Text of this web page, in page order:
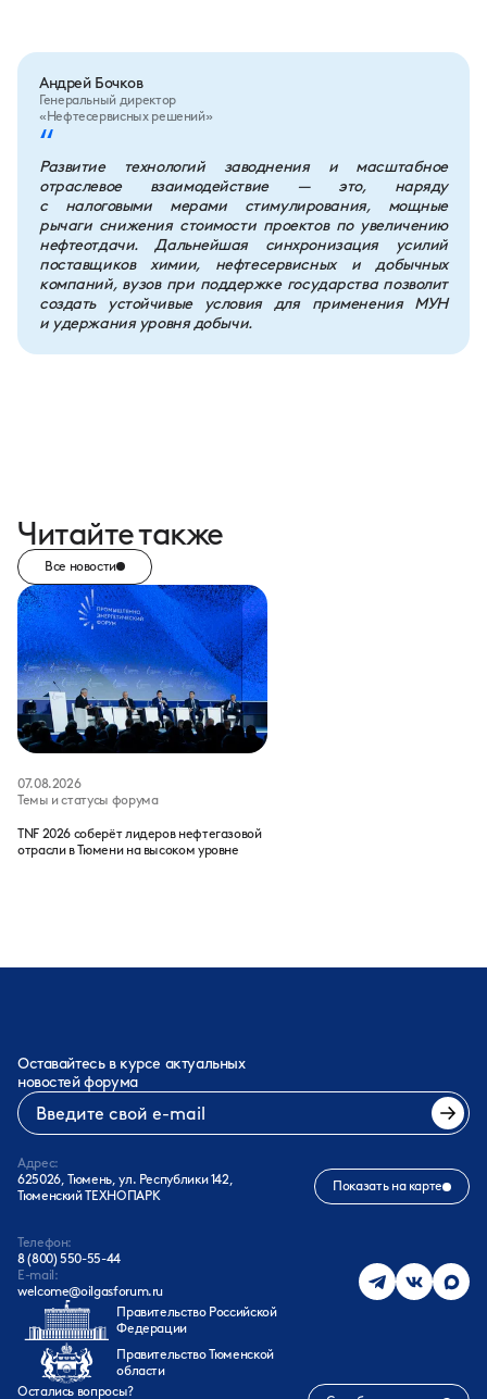
Андрей Бочков
Генеральный директор
«Нефтесервисных решений»
“
Развитие технологий заводнения и масштабное
отраслевое взаимодействие — это, наряду
с налоговыми мерами стимулирования, мощные
рычаги снижения стоимости проектов по увеличению
нефтеотдачи. Дальнейшая синхронизация усилий
поставщиков химии, нефтесервисных и добычных
компаний, вузов при поддержке государства позволит
создать устойчивые условия для применения МУН
и удержания уровня добычи.
Читайте также
Все новости
07.08.2026
Темы и статусы форума
TNF 2026 соберёт лидеров нефтегазовой
отрасли в Тюмени на высоком уровне
Оставайтесь в курсе актуальных
новостей форума
Адрес:
625026, Тюмень, ул. Республики 142,
Тюменский ТЕХНОПАРК
Показать на карте
Телефон:
8 (800) 550-55-44
E-mail:
welcome@oilgasforum.ru
Правительство Российской
Федерации
Правительство Тюменской
области
Остались вопросы?